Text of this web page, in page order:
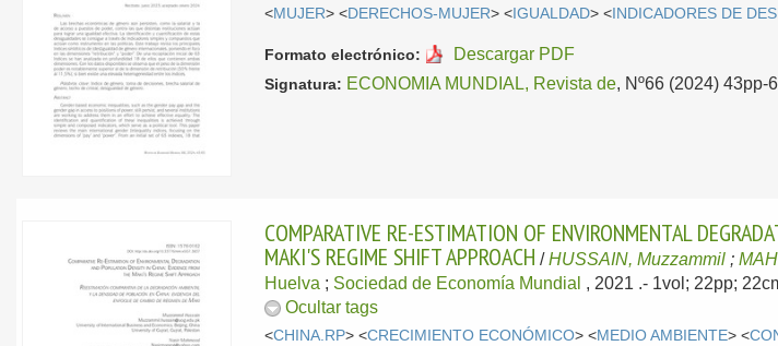
<MUJER> <DERECHOS-MUJER> < IGUALDAD> < INDICADORES DE
Formato electrónico: Descargar PDF
Signatura: ECONOMIA MUNDIAL, Revista de, Nº66 (2024) 43pp-
COMPARATIVE RE-ESTIMATION OF ENVIRONMENTAL
MAKI'S REGIME SHIFT APPROACH /HUSSAIN, Muzzammil ;
Huelva ; Sociedad de Economía Mundial , 2021 .- 1vol; 22pp;
Ocultar tags
<CHINA.RP> <CRECIMIENTO ECONÓMICO> <MEDIO AMBIENTE> <